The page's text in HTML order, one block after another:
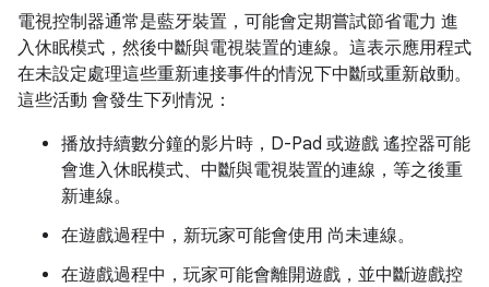
電視控制器通常是藍牙裝置，可能會定期嘗試節省電力 進
入休眠模式，然後中斷與電視裝置的連線。這表示應用程式
在未設定處理這些重新連接事件的情況下中斷或重新啟動。
這些活動 會發生下列情況：
播放持續數分鐘的影片時，D-Pad 或遊戲 遙控器可能
會進入休眠模式、中斷與電視裝置的連線，等之後重
新連線。
在遊戲過程中，新玩家可能會使用 尚未連線。
在遊戲過程中，玩家可能會離開遊戲，並中斷遊戲控